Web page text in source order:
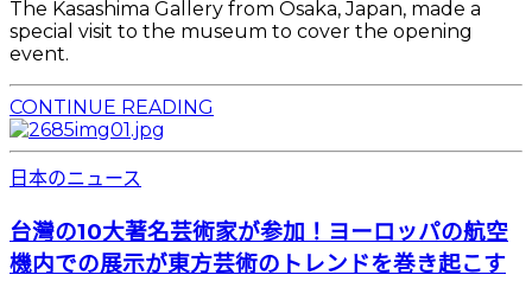
The Kasashima Gallery from Osaka, Japan, made a
special visit to the museum to cover the opening
event.
CONTINUE READING
日本のニュース
台灣の10大著名芸術家が参加！ヨーロッパの航空
機内での展示が東方芸術のトレンドを巻き起こす